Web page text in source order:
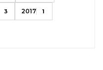
3 2017 1